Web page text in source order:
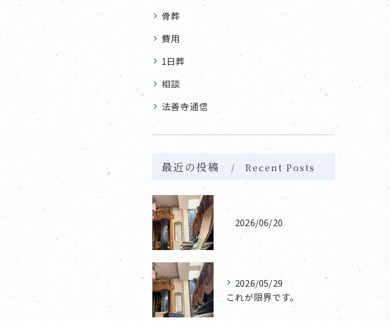
骨葬
費用
1日葬
相談
法善寺通信
最近の投稿 Recent Posts
2026/06/20
2026/05/29
これが限界です。